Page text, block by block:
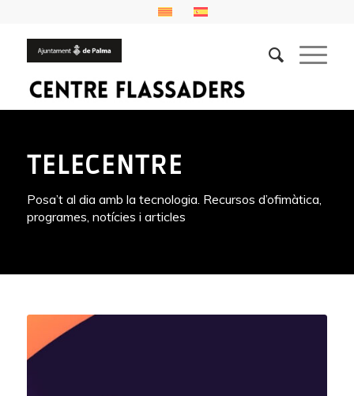
TELECENTRE
Posa’t al dia amb la tecnologia. Recursos d’ofimàtica,
programes, notícies i articles